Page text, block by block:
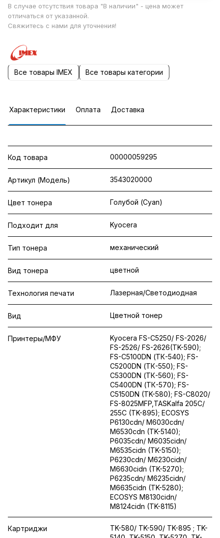
В случае отсутствия товара "В наличии" - цена может
отличаться от указанной.
Свяжитесь с нами для уточнения!
Все товары IMEX Все товары категории
Характеристики Оплата Доставка
Код товара 00000059295
Артикул (Модель) 3543020000
Цвет тонера Голубой (Cyan)
Подходит для Kyocera
Тип тонера механический
Вид тонера цветной
Технология печати Лазерная/Светодиодная
Вид Цветной тонер
Принтеры/МФУ
Kyocera FS-C5250/ FS-2026/
FS-2526/ FS-2626(TK-590);
FS-C5100DN (ТК-540); FS-
C5200DN (ТК-550); FS-
C5300DN (ТК-560); FS-
C5400DN (ТК-570); FS-
C5150DN (TK-580); FS-C8020/
FS-8025MFP,TASKalfa 205C/
255C (TK-895); ECOSYS
P6130cdn/ M6030cdn/
M6530cdn (TK-5140);
P6035cdn/ M6035cidn/
M6535cidn (TK-5150);
P6230cdn/ M6230cidn/
M6630cidn (TK-5270);
P6235cdn/ M6235cidn/
M6635cidn (TK-5280);
ECOSYS M8130cidn/
M8124cidn (TK-8115)
Картриджи
TK-580/ TK-590/ TK-895 ; TK-